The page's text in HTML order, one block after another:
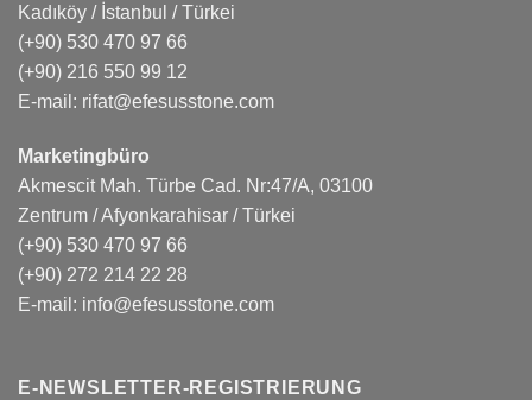
Kadıköy / İstanbul / Türkei
(+90) 530 470 97 66
(+90) 216 550 99 12
E-mail: rifat@efesusstone.com
Marketingbüro
Akmescit Mah. Türbe Cad. Nr:47/A, 03100
Zentrum / Afyonkarahisar / Türkei
(+90) 530 470 97 66
(+90) 272 214 22 28
E-mail: info@efesusstone.com
E-NEWSLETTER-REGISTRIERUNG